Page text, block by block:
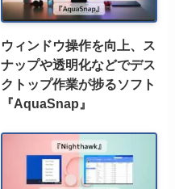
ウィンドウ操作を向上、ス
ナップや透明化などでデス
クトップ作業が捗るソフト
『AquaSnap』